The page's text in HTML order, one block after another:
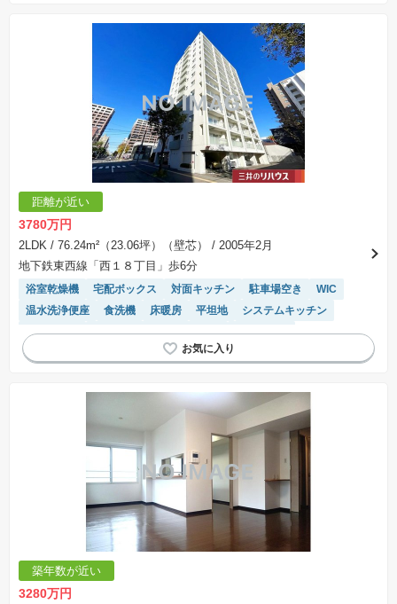
距離が近い
3780万円
2LDK / 76.24m²（23.06坪）（壁芯）
/ 2005年2月
地下鉄東西線「西１８丁目」歩6分
浴室乾燥機 宅配ボックス 対面キッチン 駐車場空き
WIC
温水洗浄便座
食洗機 床暖房 平坦地
システムキッチン
ペット相談
モニター付きインターホン
陽当り良好
駐車場(普通車)あり
築年数が近い
3280万円